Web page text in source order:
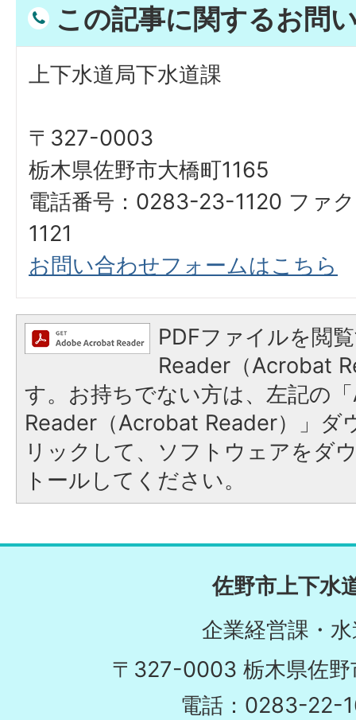
この記事に関するお問
上下水道局下水道課
〒327-0003
栃木県佐野市大橋町1165
電話番号：0283-23-1120 ファ
1121
お問い合わせフォームはこちら
PDFファイルを閲
Reader（Acrobat
す。お持ちでない方は、左記の
Reader（Acrobat Reader）」ダ
リックして、ソフトウェアをダ
トールしてください。
佐野市上下水
企業経営課・
〒327-0003 栃木県佐野
電話：0283-22-